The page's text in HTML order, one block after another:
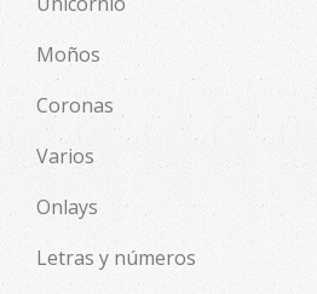
Moños
Coronas
Varios
Onlays
Letras y números